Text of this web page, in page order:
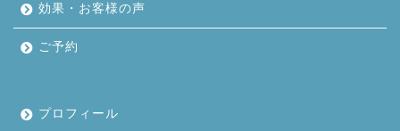
効果・お客様の声
ご予約
プロフィール